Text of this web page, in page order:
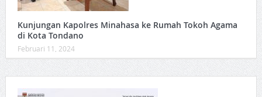
Kunjungan Kapolres Minahasa ke Rumah Tokoh Agama
di Kota Tondano
Februari 11, 2024